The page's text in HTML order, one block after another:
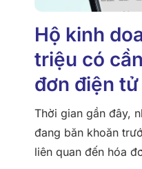
Hộ kinh
triệu có
đơn điện
Thời gian gần đây,
đang băn khoăn
liên quan đến hóa